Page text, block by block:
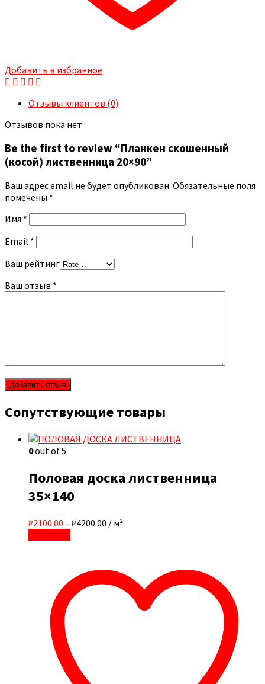
Добавить в избранное
Отзывы клиентов (0)
Отзывов пока нет
Be the first to review “Планкен скошенный
(косой) лиственница 20×90”
Ваш адрес email не будет опубликован. Обязательные поля
помечены *
Имя *
Email *
Ваш рейтинг
Ваш отзыв *
Сопутствующие товары
0out of 5
Половая доска лиственница
35×140
₽2100.00 – ₽4200.00 / м²